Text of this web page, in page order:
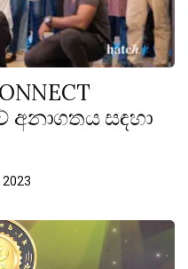
අනාගතය සඳහා
2023